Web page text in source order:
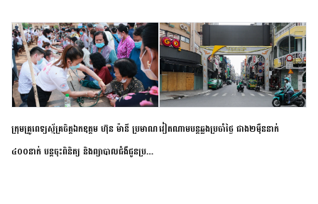
កម្រិតបឋម ដល់ឧត្តម
សិក្សានាពេលខាងមុខ
ខាងមុខនឹងបញ្ជូនសញ្ញា
នៃភាពស្អិតរមួត និង
ការប្តេជ្ញាចិត្ត
អភិវឌ្ឍន៍នុយក្លេអ៊ែរ
ខេត្តកំពង់ចាម ចុះពិនិត្យ
ពិគ្រោះជំងឺទូទៅ និងផ្តល់
ថ្នាំពេទ្យជូនប្រជាពលរដ្ឋ
រស់នៅសង្កាត់បឹងកុក
ក្រុមគ្រូពេទ្យស្ម័គ្រចិត្តឯកឧត្តម ហ៊ុន ម៉ានី ប្រមាណ
៤០០នាក់ បន្តចុះពិនិត្យ និងព្យាបាលជំងឺជូនប្រជា
វៀតណាម​បន្ត​ឆ្លង​ប្រចាំថ្ងៃ​ ​ជាង​២​ម៉ឺន​នាក់​